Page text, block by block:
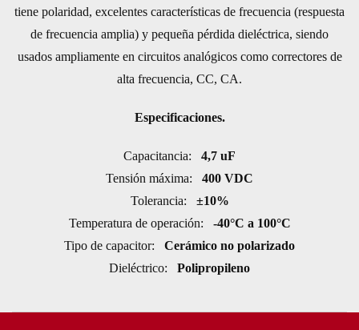
tiene polaridad, excelentes características de frecuencia (respuesta
de frecuencia amplia) y pequeña pérdida dieléctrica, siendo
usados ampliamente en circuitos analógicos como correctores de
alta frecuencia, CC, CA.
Especificaciones.
Capacitancia: 4,7 uF
Tensión máxima:
400 VDC
Tolerancia:
±10%
Temperatura de operación:
-40°C a 100°C
Tipo de capacitor:
Cerámico no polarizado
Dieléctrico:
Polipropileno